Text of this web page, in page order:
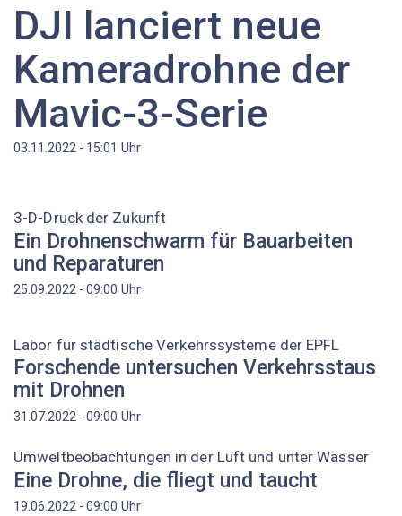
DJI lanciert neue
Kameradrohne der
Mavic-3-Serie
03.11.2022 - 15:01 Uhr
3-D-Druck der Zukunft
Ein Drohnenschwarm für Bauarbeiten
und Reparaturen
25.09.2022 - 09:00 Uhr
Labor für städtische Verkehrssysteme der EPFL
Forschende untersuchen Verkehrsstaus
mit Drohnen
31.07.2022 - 09:00 Uhr
Umweltbeobachtungen in der Luft und unter Wasser
Eine Drohne, die fliegt und taucht
19.06.2022 - 09:00 Uhr